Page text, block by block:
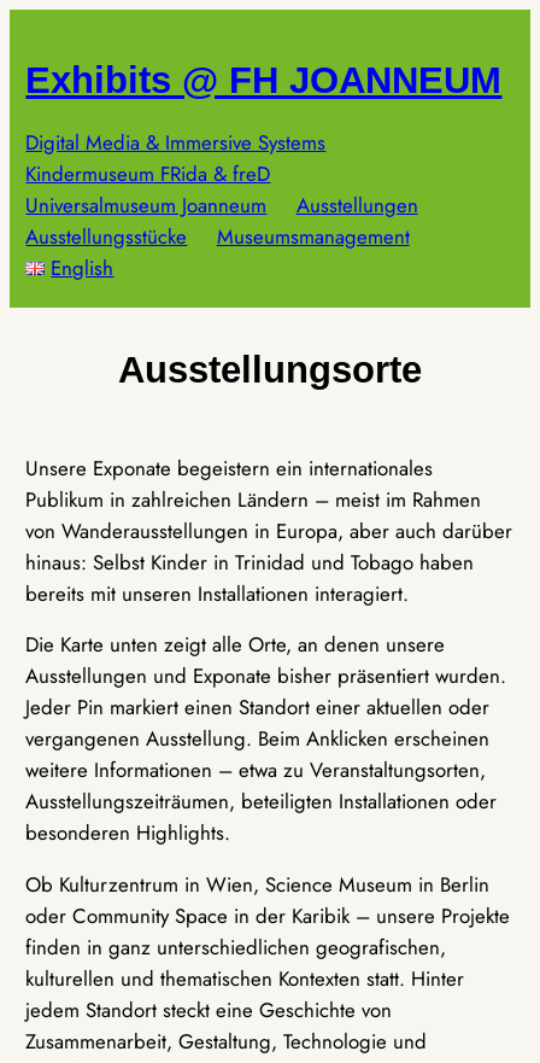
springen
Exhibits @ FH JOANNEUM
Digital Media & Immersive Systems
Kindermuseum FRida & freD
Universalmuseum Joanneum
Ausstellungen
Ausstellungsstücke
Museumsmanagement
English
Ausstellungsorte
Unsere Exponate begeistern ein internationales
Publikum in zahlreichen Ländern – meist im Rahmen
von Wanderausstellungen in Europa, aber auch darüber
hinaus: Selbst Kinder in Trinidad und Tobago haben
bereits mit unseren Installationen interagiert.
Die Karte unten zeigt alle Orte, an denen unsere
Ausstellungen und Exponate bisher präsentiert wurden.
Jeder Pin markiert einen Standort einer aktuellen oder
vergangenen Ausstellung. Beim Anklicken erscheinen
weitere Informationen – etwa zu Veranstaltungsorten,
Ausstellungszeiträumen, beteiligten Installationen oder
besonderen Highlights.
Ob Kulturzentrum in Wien, Science Museum in Berlin
oder Community Space in der Karibik – unsere Projekte
finden in ganz unterschiedlichen geografischen,
kulturellen und thematischen Kontexten statt. Hinter
jedem Standort steckt eine Geschichte von
Zusammenarbeit, Gestaltung, Technologie und